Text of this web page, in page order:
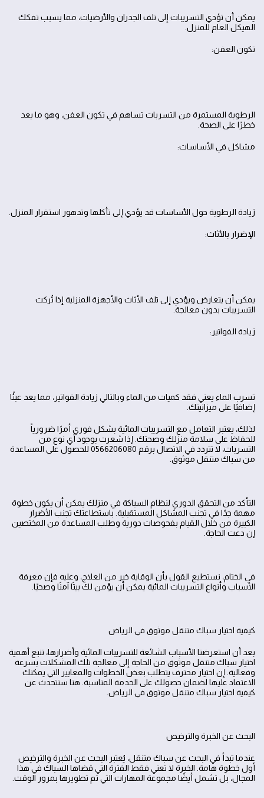
يمكن أن تؤدي التسريبات إلى تلف الجدران والأرضيات، مما يسبب تفكك
الهيكل العام للمنزل.
تكون العفن:
الرطوبة المستمرة من التسربات تساهم في تكون العفن، وهو ما يعد
خطرًا على الصحة.
مشاكل في الأساسات:
زيادة الرطوبة حول الأساسات قد يؤدي إلى تأكلها وتدهور استقرار المنزل.
الإضرار بالأثاث:
يمكن أن يتعارض ويؤدي إلى تلف الأثاث والأجهزة المنزلية إذا تُركت
التسريبات بدون معالجة.
زيادة الفواتير:
تسرب الماء يعني فقد كميات من الماء وبالتالي زيادة الفواتير، مما يعد عبئًا
إضافيًا على ميزانيتك.
لذلك، يعتبر التعامل مع التسريبات المائية بشكل فوري أمرًا ضرورياً
للحفاظ على سلامة منزلك وصحتك. إذا شعرت بوجود أي نوع من
التسربات، لا تتردد في الاتصال برقم 0566206080 للحصول على المساعدة
من سباك متنقل موثوق.
التأكد من التحقق الدوري لنظام السباكة في منزلك يمكن أن يكون خطوة
مهمة جدًا في تجنب المشاكل المستقبلية. باستطاعتك تجنب الأضرار
الكبيرة من خلال القيام بفحوصات دورية وطلب المساعدة من المختصين
إن دعت الحاجة.
في الختام، نستطيع القول بأن الوقاية خير من العلاج، وعليه فإن معرفة
الأسباب وأنواع التسريبات المائية يمكن أن يؤمن لك بيتًا آمنًا وصحيًا.
كيفية اختيار سباك متنقل موثوق في الرياض
بعد أن استعرضنا الأسباب الشائعة للتسريبات المائية وأضرارها، تنبع أهمية
اختيار سباك متنقل موثوق من الحاجة إلى معالجة تلك المشكلات بسرعة
وفعالية. إن اختيار محترف يتطلب بعض الخطوات والمعايير التي يمكنك
الاعتماد عليها لضمان حصولك على الخدمة المناسبة. هنا سنتحدث عن
كيفية اختيار سباك متنقل موثوق في الرياض.
البحث عن الخبرة والترخيص
عندما تبدأ في البحث عن سباك متنقل، يُعتبر البحث عن الخبرة والترخيص
أول خطوة هامة. الخبرة لا تعني فقط الفترة التي قضاها السباك في هذا
المجال، بل تشمل أيضًا مجموعة المهارات التي تم تطويرها بمرور الوقت.